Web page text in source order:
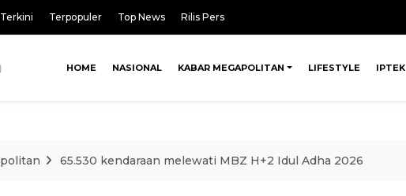
Terkini Terpopuler Top News Rilis Pers
HOME NASIONAL KABAR MEGAPOLITAN LIFESTYLE IPTEK
65.530 kendaraan melewati MBZ H+2 Idul Adha 2026